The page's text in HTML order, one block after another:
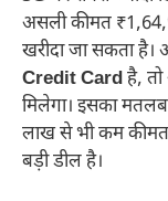
असली कीमत
खरीदा जा सकता
Credit Cardहै,
मिलेगा। इसका
लाख से भी कम
बड़ी डील है।